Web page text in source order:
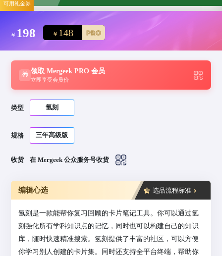
可用礼金券
￥ 198 ￥ 148
🎁
领取 Mergeek PRO 会员
立即享受会员价
类型 氢刻
规格 三年高级版
收货 在 Mergeek 公众服务号收货
编辑心选 选品流程标准
氢刻是一款能帮你复习回顾的卡片笔记工具。你可以通过氢
刻强化所有学科知识点的记忆，同时也可以构建自己的知识
库，随时快速精准搜索。氢刻提供了丰富的社区，可以方便
你学习别人创建的卡片集。同时还支持全平台终端，帮助你